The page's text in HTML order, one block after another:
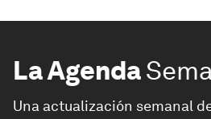
La Agenda
Una actualización semanal